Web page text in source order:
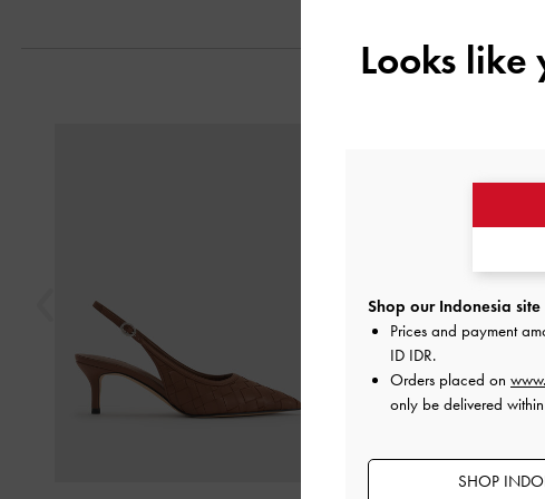
Looks
Shop our Indonesia site
Prices and payment
ID IDR.
Orders placed on
only be delivered
SHOP